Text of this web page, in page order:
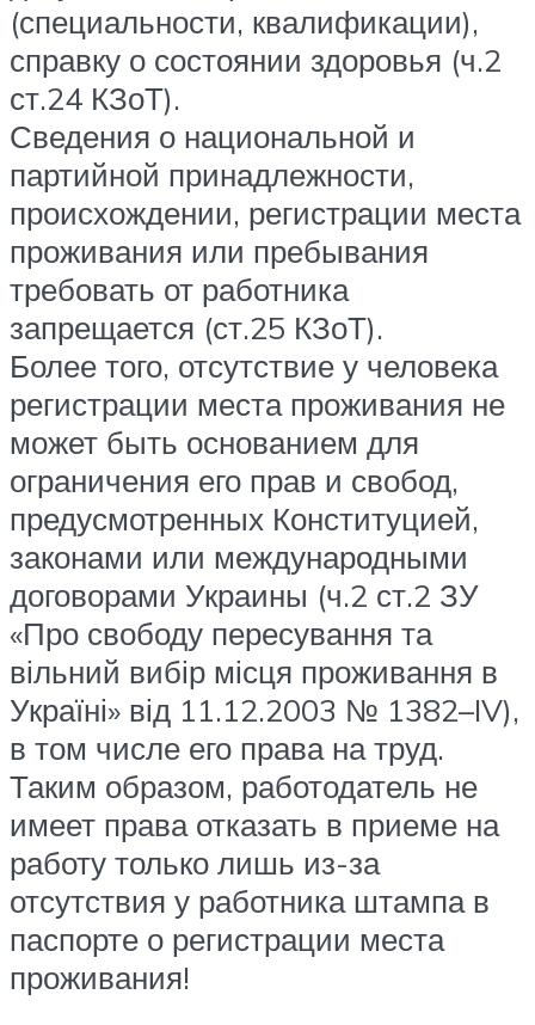
(специальности, квалификации),
справку о состоянии здоровья (ч.2
ст.24 КЗоТ).
Сведения о национальной и
партийной принадлежности,
происхождении, регистрации места
проживания или пребывания
требовать от работника
запрещается (ст.25 КЗоТ).
Более того, отсутствие у человека
регистрации места проживания не
может быть основанием для
ограничения его прав и свобод,
предусмотренных Конституцией,
законами или международными
договорами Украины (ч.2 ст.2 ЗУ
«Про свободу пересування та
вільний вибір місця проживання в
Україні» від 11.12.2003 № 1382–IV),
в том числе его права на труд.
Таким образом, работодатель не
имеет права отказать в приеме на
работу только лишь из-за
отсутствия у работника штампа в
паспорте о регистрации места
проживания!